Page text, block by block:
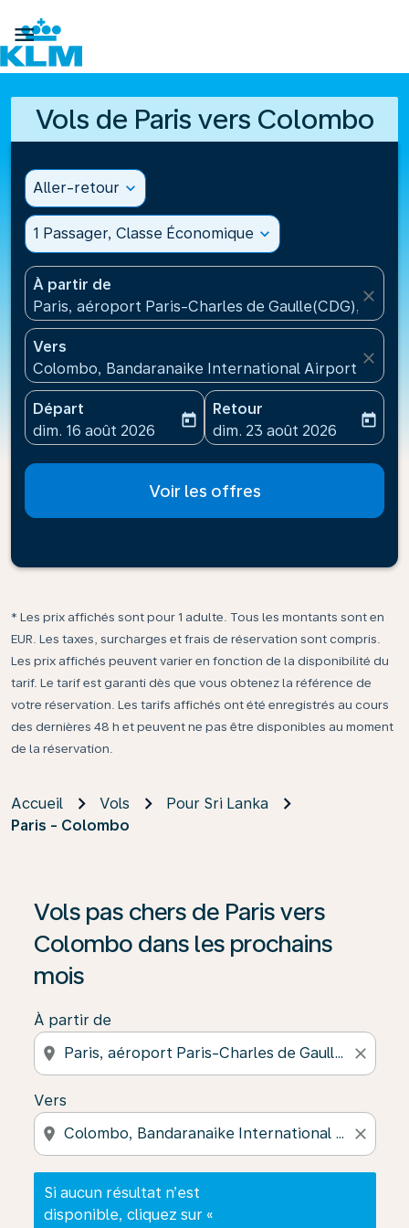

Vols de Paris vers Colombo
Aller-retour expand_more
1 Passager, Classe Économique expand_more
À partir de
Paris, aéroport Paris-Charles de Gaulle(CDG),
close
Vers
Colombo, Bandaranaike International Airport(CMB),
close
Départ
fc-booking-departure-date-aria-label
dim. 16 août 2026
today
Retour
fc-booking-return-date-
dim. 23 août 2026
today
Voir les offres
* Les prix affichés sont pour 1 adulte. Tous les montants sont en
EUR. Les taxes, surcharges et frais de réservation sont compris.
Les prix affichés peuvent varier en fonction de la disponibilité du
tarif. Le tarif est garanti dès que vous obtenez la référence de
votre réservation. Les tarifs affichés ont été enregistrés au cours
des dernières 48 h et peuvent ne pas être disponibles au moment
de la réservation.
Accueil Vols
Pour Sri Lanka
Paris - Colombo
Vols pas chers de Paris vers
Colombo dans les prochains
mois
À partir de
location_on close
Vers
location_on close
Si aucun résultat n’est
disponible, cliquez sur «
Si aucun résultat n’est disponible, cliquez sur «